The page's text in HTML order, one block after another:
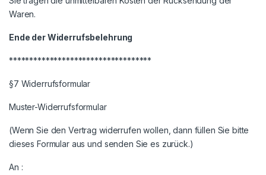
Waren.
Ende der Widerrufsbelehrung
***********************************
§7 Widerrufsformular
Muster-Widerrufsformular
(Wenn Sie den Vertrag widerrufen wollen, dann füllen Sie bitte
dieses Formular aus und senden Sie es zurück.)
An :